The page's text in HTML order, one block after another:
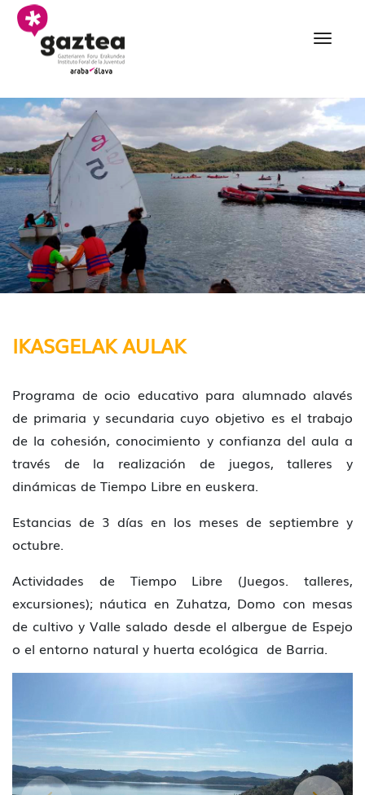
Saltar al contenido principal
Ikasgelak Aulas -
IKASGELAK AULAK
Programa de ocio educativo para alumnado alavés
de primaria y secundaria cuyo objetivo es el trabajo
de la cohesión, conocimiento y confianza del aula a
través de la realización de juegos, talleres y
dinámicas de Tiempo Libre en euskera.
Estancias de 3 días en los meses de septiembre y
octubre.
Actividades de Tiempo Libre (Juegos. talleres,
excursiones); náutica en Zuhatza, Domo con mesas
de cultivo y Valle salado desde el albergue de Espejo
o el entorno natural y huerta ecológica de Barria.